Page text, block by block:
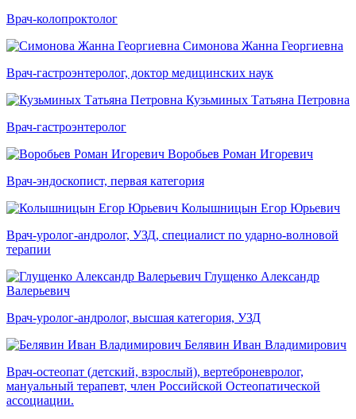
Врач-колопроктолог
Симонова Жанна Георгиевна
Врач-гастроэнтеролог, доктор медицинских наук
Кузьминых Татьяна Петровна
Врач-гастроэнтеролог
Воробьев Роман Игоревич
Врач-эндоскопист, первая категория
Колышницын Егор Юрьевич
Врач-уролог-андролог, УЗД, специалист по ударно-волновой
терапии
Глущенко Александр
Валерьевич
Врач-уролог-андролог, высшая категория, УЗД
Белявин Иван Владимирович
Врач-остеопат (детский, взрослый), вертеброневролог,
мануальный терапевт, член Российской Остеопатической
ассоциации.